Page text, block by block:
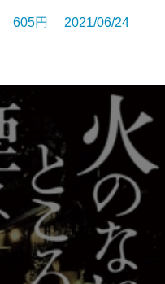
605円 2021/06/24